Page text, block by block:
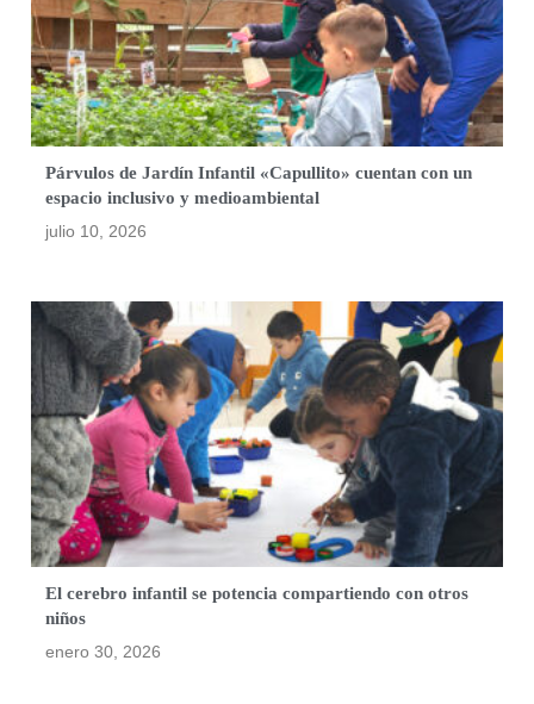
Párvulos de Jardín Infantil «Capullito» cuentan con un
espacio inclusivo y medioambiental
julio 10, 2026
El cerebro infantil se potencia compartiendo con otros
niños
enero 30, 2026